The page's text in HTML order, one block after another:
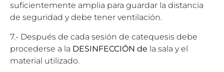
suficientemente amplia para guardar la distancia
de seguridad y debe tener ventilación.
7.- Después de cada sesión de catequesis debe
procederse a la DESINFECCIÓN de la sala y el
material utilizado.